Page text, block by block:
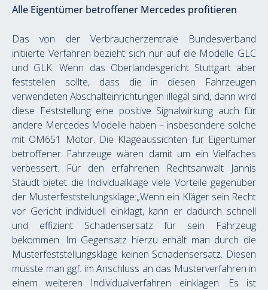
Alle Eigentümer betroffener Mercedes profitieren
Das von der Verbraucherzentrale Bundesverband
initiierte Verfahren bezieht sich nur auf die Modelle GLC
und GLK. Wenn das Oberlandesgericht Stuttgart aber
feststellen sollte, dass die in diesen Fahrzeugen
verwendeten Abschalteinrichtungen illegal sind, dann wird
diese Feststellung eine positive Signalwirkung auch für
andere Mercedes Modelle haben – insbesondere solche
mit OM651 Motor. Die Klageaussichten für Eigentümer
betroffener Fahrzeuge wären damit um ein Vielfaches
verbessert. Für den erfahrenen Rechtsanwalt Jannis
Staudt bietet die Individualklage viele Vorteile gegenüber
der Musterfeststellungsklage:„Wenn ein Kläger sein Recht
vor Gericht individuell einklagt, kann er dadurch schnell
und effizient Schadensersatz für sein Fahrzeug
bekommen. Im Gegensatz hierzu erhält man durch die
Musterfeststellungsklage keinen Schadensersatz. Diesen
müsste man ggf. im Anschluss an das Musterverfahren in
einem weiteren Individualverfahren einklagen. Es ist